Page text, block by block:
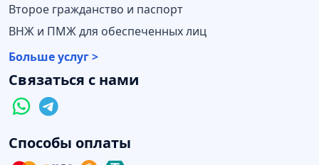
Второе гражданство и паспорт
ВНЖ и ПМЖ для обеспеченных лиц
Больше услуг >
Связаться с нами
Способы оплаты